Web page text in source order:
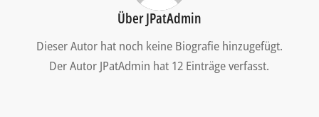
ÜberJPatAdmin
Dieser Autor hat noch keine Biografie hinzugefügt.
Der Autor JPatAdmin hat 12 Einträge verfasst.